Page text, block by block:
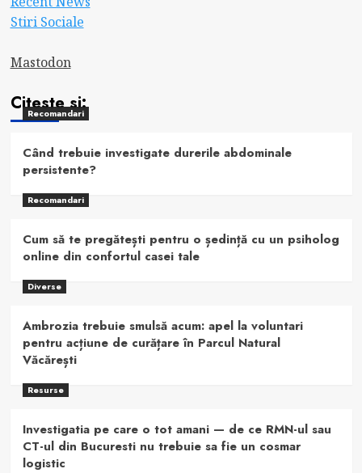
Stiri Sociale
Mastodon
Citeste si:
Recomandari
Când trebuie investigate durerile abdominale
persistente?
Recomandari
Cum să te pregătești pentru o ședință cu un psiholog
online din confortul casei tale
Diverse
Ambrozia trebuie smulsă acum: apel la voluntari
pentru acțiune de curățare în Parcul Natural
Văcărești
Resurse
Investigatia pe care o tot amani — de ce RMN-ul sau
CT-ul din Bucuresti nu trebuie sa fie un cosmar
logistic